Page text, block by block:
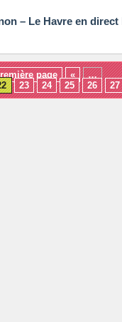
– Le Havre en
page «
…
23 24 25 26 27